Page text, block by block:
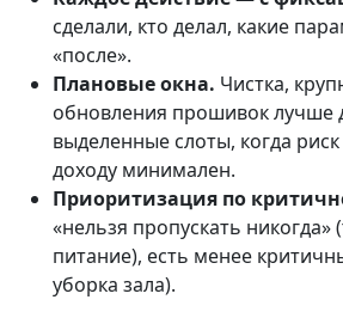
сделали, кто делал, какие
«после».
Плановые окна. Чистка,
обновления прошивок лучше
выделенные слоты, когда
доходу минимален.
Приоритизация по
«нельзя пропускать никогда»
питание), есть менее
уборка зала).